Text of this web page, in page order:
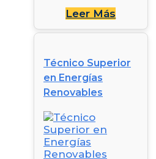
Leer Más
Técnico Superior
en Energías
Renovables